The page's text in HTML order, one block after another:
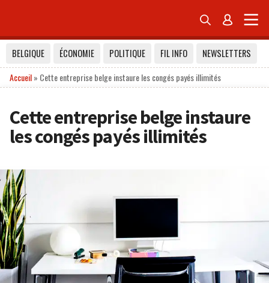
 
BELGIQUE ÉCONOMIE POLITIQUE FIL INFO
NEWSLETTERS
Accueil» Cette entreprise belge instaure les congés payés illimités
Cette entreprise belge instaure
les congés payés illimités